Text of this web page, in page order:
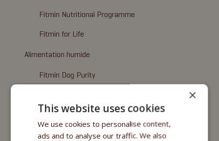
Fitmin Nutritional Programme
Fitmin for Life
Alimentation humide
Fitmin Dog Purity
Fitmin for Life
Compléments alimentaires
×
This website uses cookies
We use cookies to personalise content,
ads and to analyse our traffic. We also